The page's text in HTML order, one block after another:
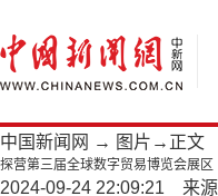
中国新闻网 → 图片 →正文
探营第三届全球数字贸易博览会展区
2024-09-24 22:09:21 来源